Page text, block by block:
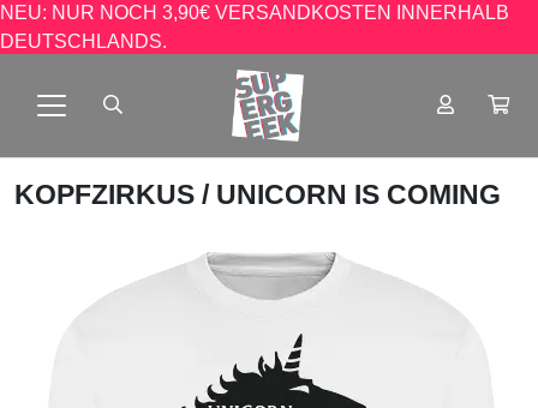
NEU: NUR NOCH 3,90€ VERSANDKOSTEN INNERHALB
DEUTSCHLANDS.
KOPFZIRKUS / UNICORN IS COMING